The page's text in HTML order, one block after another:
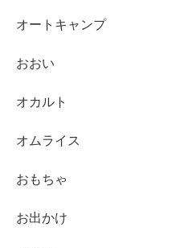
オートキャンプ
おおい
オカルト
オムライス
おもちゃ
お出かけ